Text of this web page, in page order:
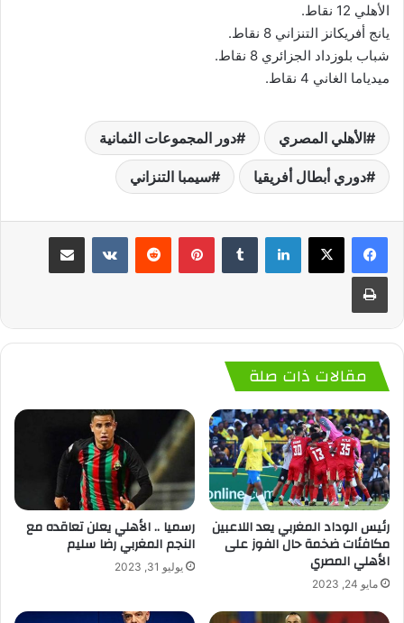
الأهلي 12 نقاط.
يانج أفريكانز التنزاني 8 نقاط.
شباب بلوزداد الجزائري 8 نقاط.
ميدياما الغاني 4 نقاط.
الأهلي المصري دور المجموعات الثمانية
دوري أبطال أفريقيا سيمبا التنزاني
لينكدإن بينتيريست
مقالات ذات صلة
رئيس الوداد المغربي يعد اللاعبين
مكافئات ضخمة حال الفوز على
الأهلي المصري
مايو 24, 2023
رسميا .. الأهلي يعلن تعاقده مع
النجم المغربي رضا سليم
يوليو 31, 2023